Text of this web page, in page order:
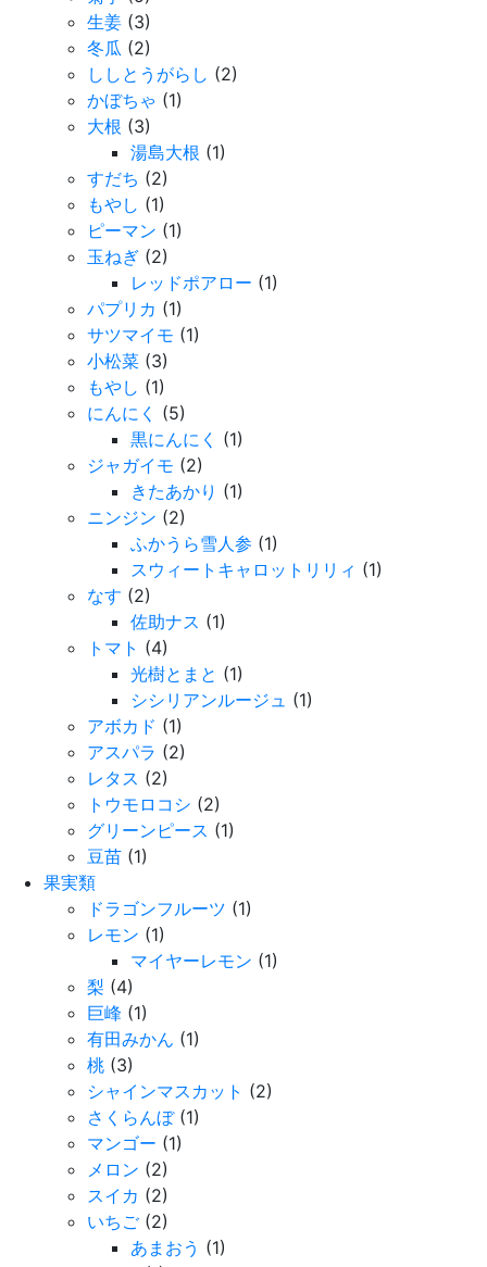
生姜 (3)
冬瓜 (2)
ししとうがらし (2)
かぼちゃ (1)
大根 (3)
湯島大根 (1)
すだち (2)
もやし (1)
ピーマン (1)
玉ねぎ (2)
レッドポアロー (1)
パプリカ (1)
サツマイモ (1)
小松菜 (3)
もやし (1)
にんにく (5)
黒にんにく (1)
ジャガイモ (2)
きたあかり (1)
ニンジン (2)
ふかうら雪人参 (1)
スウィートキャロットリリィ (1)
なす (2)
佐助ナス (1)
トマト (4)
光樹とまと (1)
シシリアンルージュ (1)
アボカド (1)
アスパラ (2)
レタス (2)
トウモロコシ (2)
グリーンピース (1)
豆苗 (1)
果実類
ドラゴンフルーツ (1)
レモン (1)
マイヤーレモン (1)
梨 (4)
巨峰 (1)
有田みかん (1)
桃 (3)
シャインマスカット (2)
さくらんぼ(1)
マンゴー (1)
メロン (2)
スイカ (2)
いちご (2)
あまおう (1)